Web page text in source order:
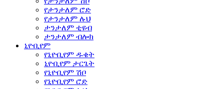
የታንታለም ሮድ
የታንታለም ሉህ
ታንታለም ቲዩብ
ታንታለም ብሎክ
ኒዮቢየም
የኒዮቢየም ዱቄት
ኒዮቢየም ታርጌት
የኒዮቢየም ሽቦ
የኒዮቢየም ሮድ